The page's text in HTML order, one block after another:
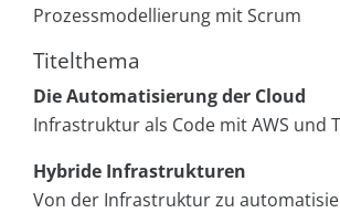
Prozessmodellierung mit Scrum
Titelthema
Die Automatisierung der Cloud
Infrastruktur als Code mit AWS und
Hybride Infrastrukturen
Von der Infrastruktur zu